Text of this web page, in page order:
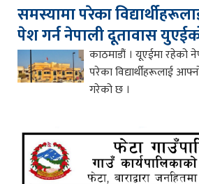
समस्यामा परेका
पेश गर्न नेपाली दूतावास
काठमाडौं । यूएईमा रहेको
परेका विद्यार्थीहरूलाई
गरेको छ ।